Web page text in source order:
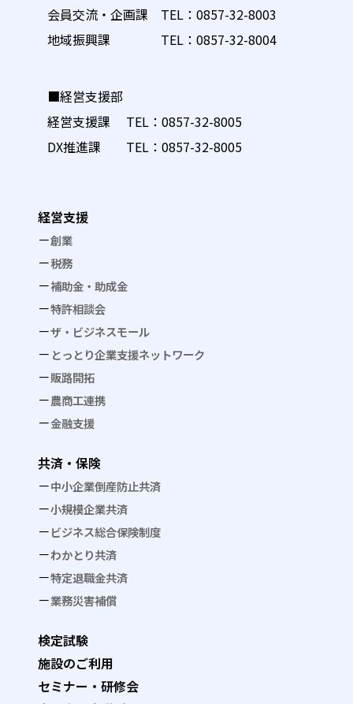
会員交流・企画課 TEL： 0857-32-8003
地域振興課 TEL： 0857-32-8004
■経営支援部
経営支援課 TEL： 0857-32-8005
DX推進課 TEL： 0857-32-8005
経営支援
創業
税務
補助金・助成金
特許相談会
ザ・ビジネスモール
とっとり企業支援ネットワーク
販路開拓
農商工連携
金融支援
共済・保険
中小企業倒産防止共済
小規模企業共済
ビジネス総合保険制度
わかとり共済
特定退職金共済
業務災害補償
検定試験
施設のご利用
セミナー・研修会